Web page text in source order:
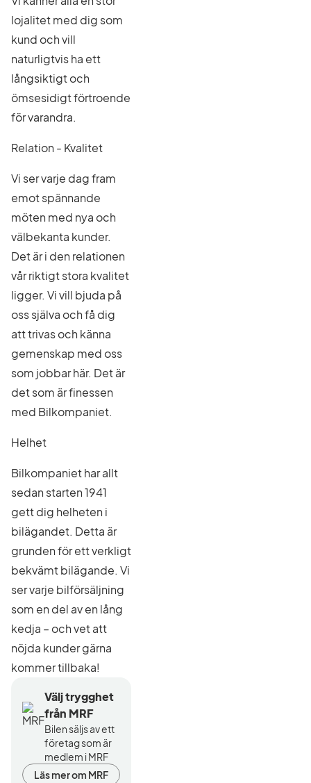
lojalitet med dig som
kund och vill
naturligtvis ha ett
långsiktigt och
ömsesidigt förtroende
för varandra.
Relation - Kvalitet
Vi ser varje dag fram
emot spännande
möten med nya och
välbekanta kunder.
Det är i den relationen
vår riktigt stora kvalitet
ligger. Vi vill bjuda på
oss själva och få dig
att trivas och känna
gemenskap med oss
som jobbar här. Det är
det som är finessen
med Bilkompaniet.
Helhet
Bilkompaniet har allt
sedan starten 1941
gett dig helheten i
bilägandet. Detta är
grunden för ett verkligt
bekvämt bilägande. Vi
ser varje bilförsäljning
som en del av en lång
kedja – och vet att
nöjda kunder gärna
kommer tillbaka!
Välj trygghet
från MRF
Bilen säljs av ett
företag som är
medlem i MRF
Läs mer om MRF